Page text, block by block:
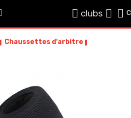
clubs
Chaussettes d'arbitre